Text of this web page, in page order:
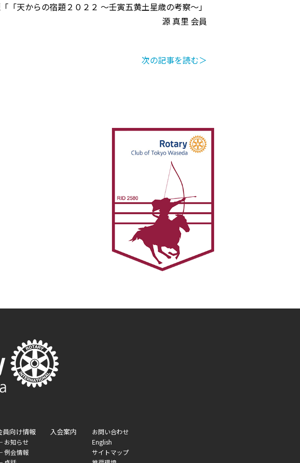
「天からの宿題２０２２ ～壬寅五黄土星歳の考察～」
源 真里 会員
次の記事を読む＞
員向け情報
お知らせ
例会情報
入会案内
お問い合わせ
English
サイトマップ